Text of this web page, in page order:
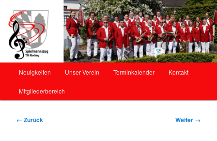
Spielmannszug Kösching
Offizielle Webseite des Spielmannszug Kösching
Zum
Inhalt
Neuigkeiten Unser Verein Terminkalender Kontakt
Mitgliederbereich
Bilder-
← Zurück Weiter →